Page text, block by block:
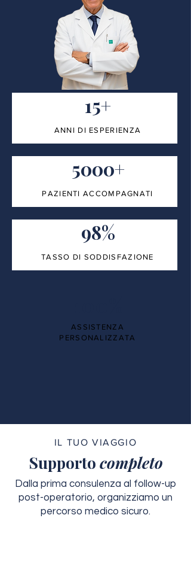
15+
ANNI DI ESPERIENZA
5000+
PAZIENTI ACCOMPAGNATI
98%
TASSO DI SODDISFAZIONE
ASSISTENZA
PERSONALIZZATA
IL TUO VIAGGIO
Supporto completo
Dalla prima consulenza al follow-up
post-operatorio, organizziamo un
percorso medico sicuro.